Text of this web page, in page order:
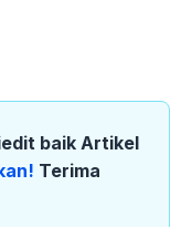
baik Artikel
Terima